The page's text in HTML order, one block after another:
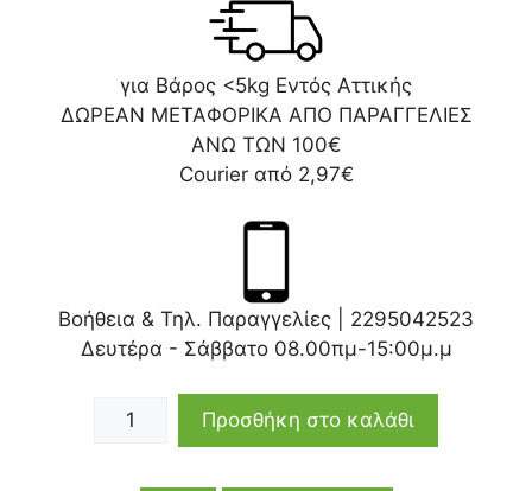
για Βάρος <5kg Εντός Αττικής
ΔΩΡΕΑΝ ΜΕΤΑΦΟΡΙΚΑ ΑΠΟ ΠΑΡΑΓΓΕΛΙΕΣ
ΑΝΩ ΤΩΝ 100€
Courier από 2,97€
Βοήθεια & Τηλ. Παραγγελίες | 2295042523
Δευτέρα - Σάββατο 08.00πμ-15:00μ.μ
Προσθήκη στο καλάθι